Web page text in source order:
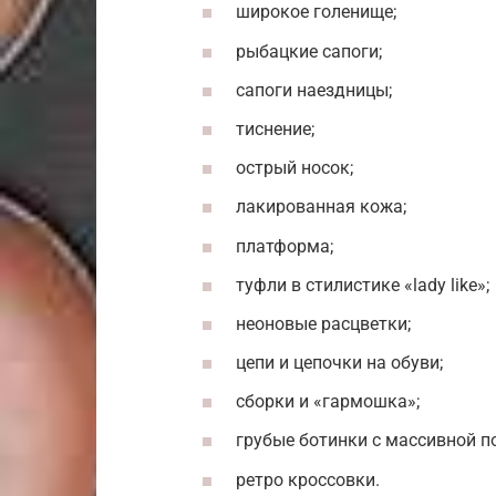
широкое голенище;
рыбацкие сапоги;
сапоги наездницы;
тиснение;
острый носок;
лакированная кожа;
платформа;
туфли в стилистике «lady like»;
неоновые расцветки;
цепи и цепочки на обуви;
сборки и «гармошка»;
грубые ботинки с массивной
ретро кроссовки.